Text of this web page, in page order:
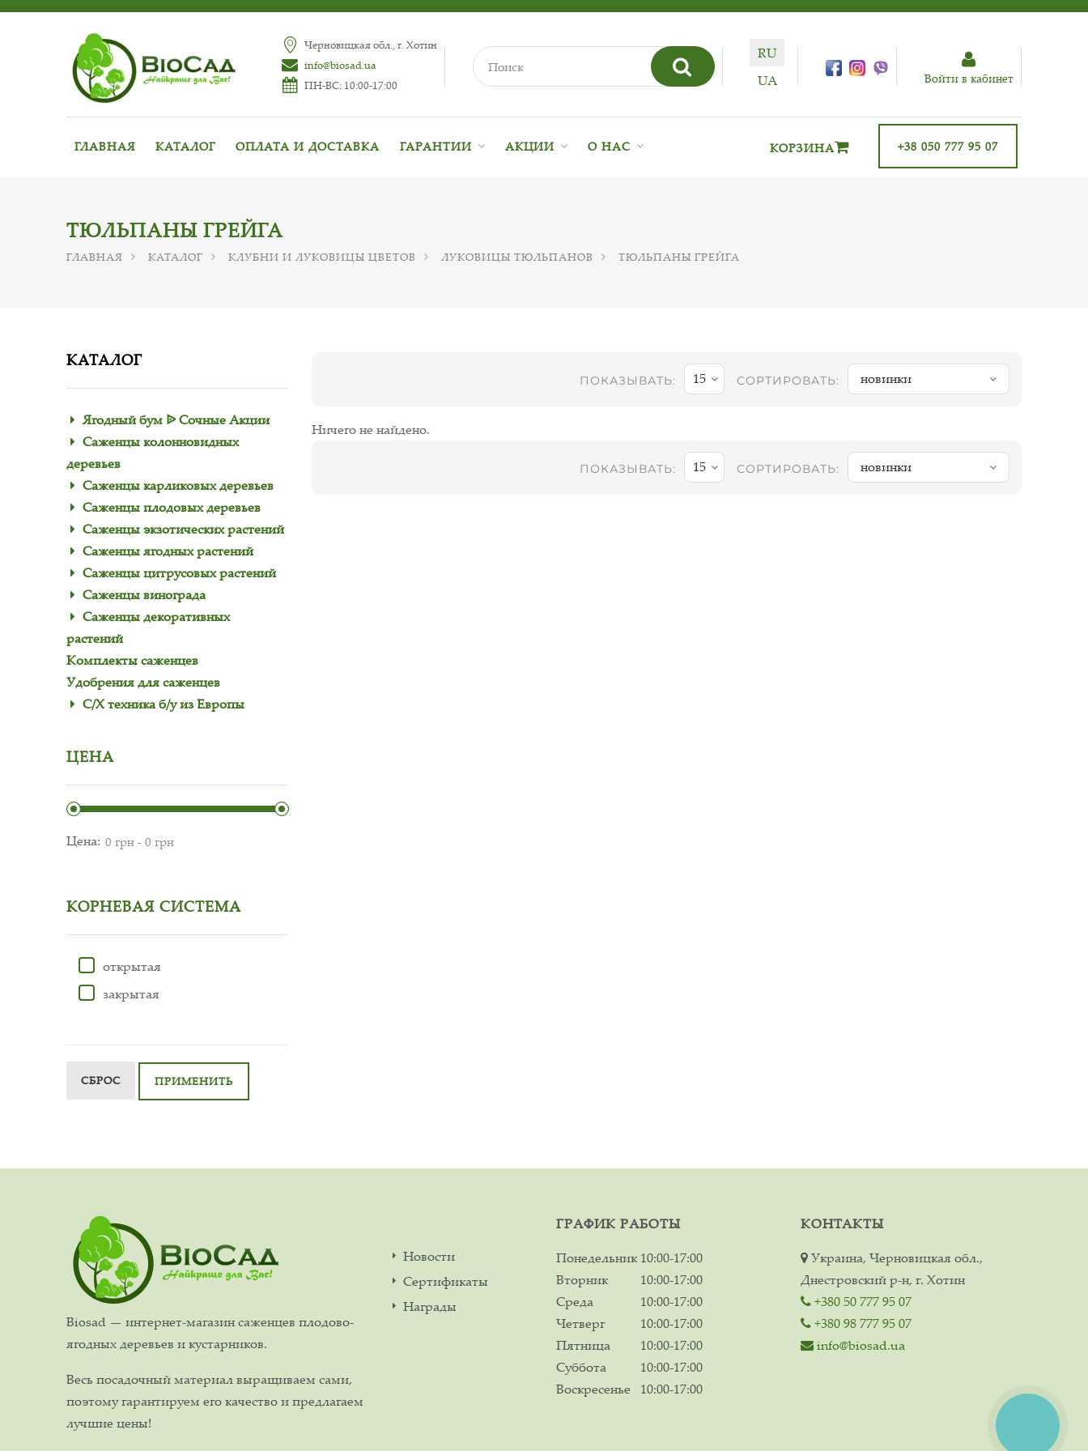
Черновицкая обл., г. Хотин
info@biosad.ua
ПН-ВС: 10:00-17:00
RU
UA
Войти в кабинет
ГЛАВНАЯ КАТАЛОГ ОПЛАТА И ДОСТАВКА ГАРАНТИИ АКЦИИ О НАС +38 050 777 95 07
КОРЗИНА
ТЮЛЬПАНЫ ГРЕЙГА
ГЛАВНАЯ КАТАЛОГ КЛУБНИ И ЛУКОВИЦЫ ЦВЕТОВ ЛУКОВИЦЫ ТЮЛЬПАНОВ ТЮЛЬПАНЫ ГРЕЙГА
КАТАЛОГ
Ягодный бум ᐉ Сочные Акции
Саженцы колонновидных
деревьев
Саженцы карликовых деревьев
Саженцы плодовых деревьев
Саженцы экзотических растений
Саженцы ягодных растений
Саженцы цитрусовых растений
Саженцы винограда
Саженцы декоративных
растений
Комплекты саженцев
Удобрения для саженцев
С/Х техника б/у из Европы
ЦЕНА
Цена:
КОРНЕВАЯ СИСТЕМА
открытая
закрытая
СБРОС ПРИМЕНИТЬ
ПОКАЗЫВАТЬ: 15 СОРТИРОВАТЬ: новинки
Ничего не найдено.
ПОКАЗЫВАТЬ: 15 СОРТИРОВАТЬ: новинки
Biosad — интернет-магазин саженцев плодово-
ягодных деревьев и кустарников.
Весь посадочный материал выращиваем сами,
поэтому гарантируем его качество и предлагаем
лучшие цены!
Новости
Сертификаты
Награды
ГРАФИК РАБОТЫ
Понедельник 10:00-17:00
Вторник
10:00-17:00
Среда
10:00-17:00
Четверг
10:00-17:00
Пятница
10:00-17:00
Суббота
10:00-17:00
Воскресенье
10:00-17:00
КОНТАКТЫ
Украина, Черновицкая обл.,
Днестровский р-н, г. Хотин
+380 50 777 95 07
+380 98 777 95 07
info@biosad.ua